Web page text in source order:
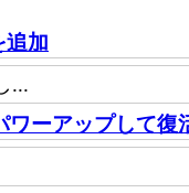
追加
...
ワーアップして復